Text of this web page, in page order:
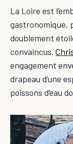
La Loire est
gastronomique,
doublement
convaincus.
engagement
drapeau d’une
poissons d’eau